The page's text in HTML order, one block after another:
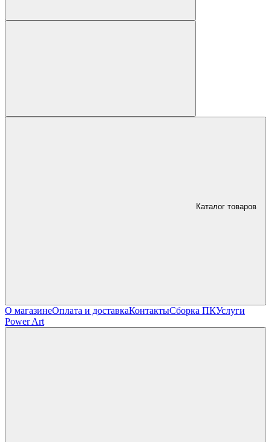
Каталог товаров
О магазинеОплата и доставкаКонтактыСборка ПКУслуги
Power Art